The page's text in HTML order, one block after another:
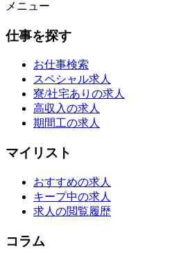
メニュー
仕事を探す
お仕事検索
スペシャル求人
寮/社宅ありの求人
高収入の求人
期間工の求人
マイリスト
おすすめの求人
キープ中の求人
求人の閲覧履歴
コラム